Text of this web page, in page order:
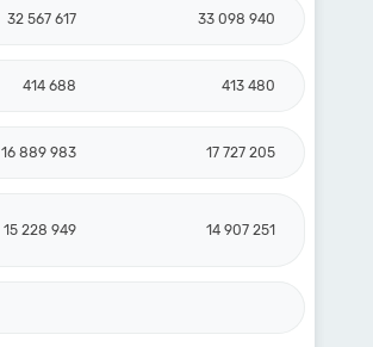
32 567 617 33 098 940
414 688 413 480
16 889 983 17 727 205
15 228 949 14 907 251